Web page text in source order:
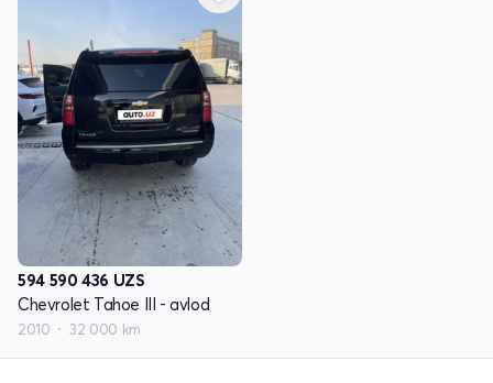
594 590 436 UZS
Chevrolet Tahoe III - avlod
2010 32 000 km